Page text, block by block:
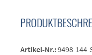
Artikel-Nr.:9498-144-